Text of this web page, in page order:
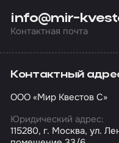
info@mir-
Контактная почта
Контактный
ООО «Мир Квестов С»
Юридический адрес:
115280, г. Москва, ул.